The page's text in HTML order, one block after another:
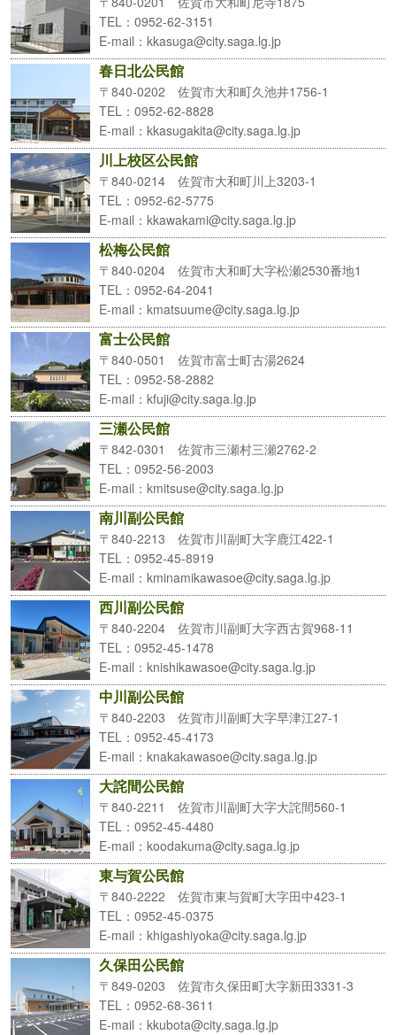
TEL ：0952-62-3151
E-mail ：kkasuga@city.saga.lg.jp
春日北公民館
〒840-0202 佐賀市大和町久池井1756-1
TEL ：0952-62-8828
E-mail ：kkasugakita@city.saga.lg.jp
川上校区公民館
〒840-0214 佐賀市大和町川上3203-1
TEL ：0952-62-5775
E-mail ：kkawakami@city.saga.lg.jp
松梅公民館
〒840-0204 佐賀市大和町大字松瀬2530番地1
TEL ：0952-64-2041
E-mail ：kmatsuume@city.saga.lg.jp
富士公民館
〒840-0501 佐賀市富士町古湯2624
TEL ：0952-58-2882
E-mail ：kfuji@city.saga.lg.jp
三瀬公民館
〒842-0301 佐賀市三瀬村三瀬2762-2
TEL ：0952-56-2003
E-mail ：kmitsuse@city.saga.lg.jp
南川副公民館
〒840-2213 佐賀市川副町大字鹿江422-1
TEL ：0952-45-8919
E-mail ：kminamikawasoe@city.saga.lg.jp
西川副公民館
〒840-2204 佐賀市川副町大字西古賀968-11
TEL ：0952-45-1478
E-mail ：knishikawasoe@city.saga.lg.jp
中川副公民館
〒840-2203 佐賀市川副町大字早津江27-1
TEL ：0952-45-4173
E-mail ：knakakawasoe@city.saga.lg.jp
大詫間公民館
〒840-2211 佐賀市川副町大字大詫間560-1
TEL ：0952-45-4480
E-mail ：koodakuma@city.saga.lg.jp
東与賀公民館
〒840-2222 佐賀市東与賀町大字田中423-1
TEL ：0952-45-0375
E-mail ：khigashiyoka@city.saga.lg.jp
久保田公民館
〒849-0203 佐賀市久保田町大字新田3331-3
TEL ：0952-68-3611
E-mail ：kkubota@city.saga.lg.jp